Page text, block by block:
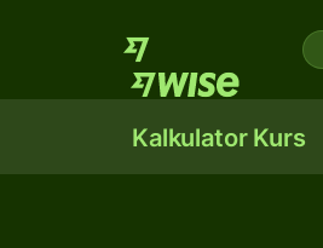
Kalkulator Kurs